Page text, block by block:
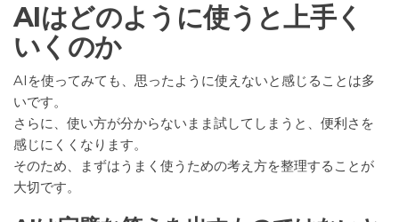
AIはどのように使うと上手く
いくのか
AIを使ってみても、思ったように使えないと感じることは多
いです。
さらに、使い方が分からないまま試してしまうと、便利さを
感じにくくなります。
そのため、まずはうまく使うための考え方を整理することが
大切です。